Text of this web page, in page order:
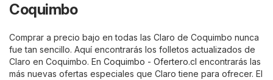
Coquimbo
Comprar a precio bajo en todas las Claro de Coquimbo nunca
fue tan sencillo. Aquí encontrarás los folletos actualizados de
Claro en Coquimbo. En Coquimbo - Ofertero.cl encontrarás las
más nuevas ofertas especiales que Claro tiene para ofrecer. El